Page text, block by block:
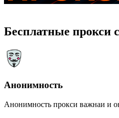
Бесплатные прокси
Анонимность
Анонимность прокси важнаи и